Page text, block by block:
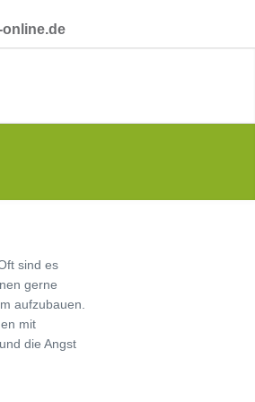
sind es
gerne
aufzubauen.
mit
die Angst